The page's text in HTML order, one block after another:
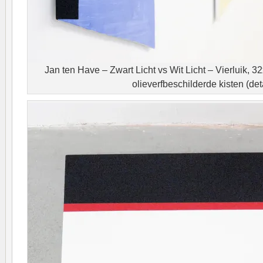
Jan ten Have – Zwart Licht vs Wit Licht – Vierluik,
olieverfbeschilderde kisten